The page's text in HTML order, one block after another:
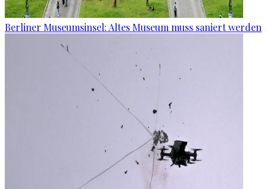
Berliner Museumsinsel: Altes Museum muss saniert werden